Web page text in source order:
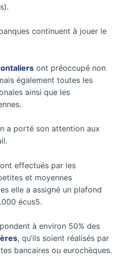
continuent à jouer le
ont préoccupé non
également toutes les
ainsi que les
a porté son attention aux
effectués par les
et moyennes
elle a assigné un plafond
écus5.
à environ 50% des
, qu’ils soient réalisés par
bancaires ou eurochèques.